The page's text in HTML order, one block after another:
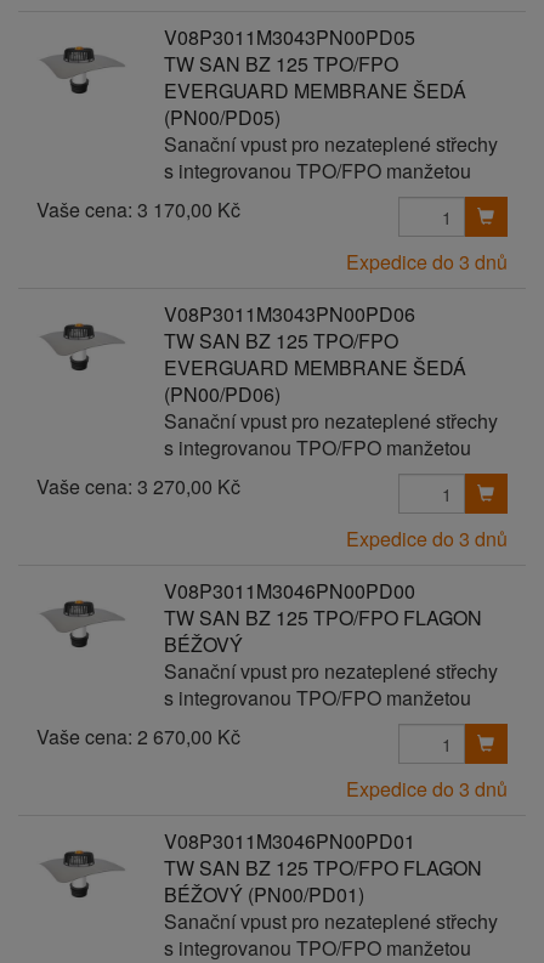
V08P3011M3043PN00PD05
TW SAN BZ 125 TPO/FPO
EVERGUARD MEMBRANE ŠEDÁ
(PN00/PD05)
Sanační vpust pro nezateplené střechy
s integrovanou TPO/FPO manžetou
Vaše cena: 3 170,00 Kč
Expedice do 3 dnů
V08P3011M3043PN00PD06
TW SAN BZ 125 TPO/FPO
EVERGUARD MEMBRANE ŠEDÁ
(PN00/PD06)
Sanační vpust pro nezateplené střechy
s integrovanou TPO/FPO manžetou
Vaše cena: 3 270,00 Kč
Expedice do 3 dnů
V08P3011M3046PN00PD00
TW SAN BZ 125 TPO/FPO FLAGON
BÉŽOVÝ
Sanační vpust pro nezateplené střechy
s integrovanou TPO/FPO manžetou
Vaše cena: 2 670,00 Kč
Expedice do 3 dnů
V08P3011M3046PN00PD01
TW SAN BZ 125 TPO/FPO FLAGON
BÉŽOVÝ (PN00/PD01)
Sanační vpust pro nezateplené střechy
s integrovanou TPO/FPO manžetou